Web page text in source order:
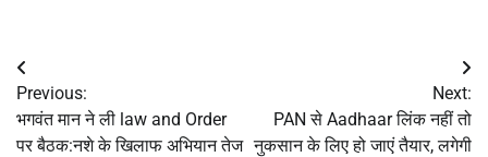
Post
navigation
Previous:
भगवंत मान ने ली law and Order
पर बैठक:नशे के खिलाफ अभियान तेज
Next:
PAN से Aadhaar लिंक नहीं तो
नुकसान के लिए हो जाएं तैयार, लगेगी